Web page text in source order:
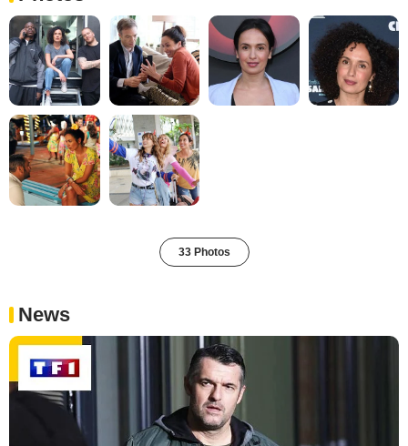
33 Photos
News